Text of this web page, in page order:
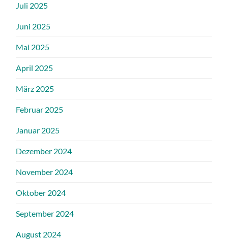
Juli 2025
Juni 2025
Mai 2025
April 2025
März 2025
Februar 2025
Januar 2025
Dezember 2024
November 2024
Oktober 2024
September 2024
August 2024